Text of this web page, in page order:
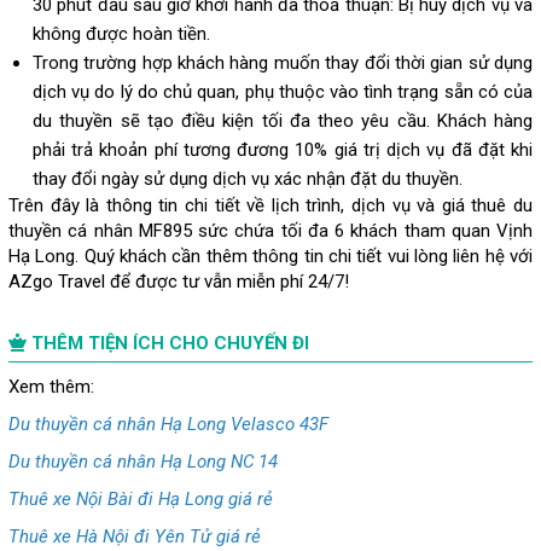
30 phút đầu sau giờ khởi hành đã thoả thuận: Bị huỷ dịch vụ và
không được hoàn tiền.
Trong trường hợp khách hàng muốn thay đổi thời gian sử dụng
dịch vụ do lý do chủ quan, phụ thuộc vào tình trạng sẵn có của
du thuyền sẽ tạo điều kiện tối đa theo yêu cầu. Khách hàng
phải trả khoản phí tương đương 10% giá trị dịch vụ đã đặt khi
thay đổi ngày sử dụng dịch vụ xác nhận đặt du thuyền.
Trên đây là thông tin chi tiết về lịch trình, dịch vụ và giá thuê du
thuyền cá nhân MF895 sức chứa tối đa 6 khách tham quan Vịnh
Hạ Long. Quý khách cần thêm thông tin chi tiết vui lòng liên hệ với
AZgo Travel để được tư vẫn miễn phí 24/7!
THÊM TIỆN ÍCH CHO CHUYẾN ĐI
Xem thêm:
Du thuyền cá nhân Hạ Long Velasco 43F
Du thuyền cá nhân Hạ Long NC 14
Thuê xe Nội Bài đi Hạ Long giá rẻ
Thuê xe Hà Nội đi Yên Tử giá rẻ